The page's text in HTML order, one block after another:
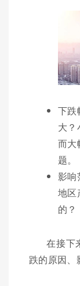
下跌
大？
而大
题。
影响
地区
的？
在接下
跌的原因、